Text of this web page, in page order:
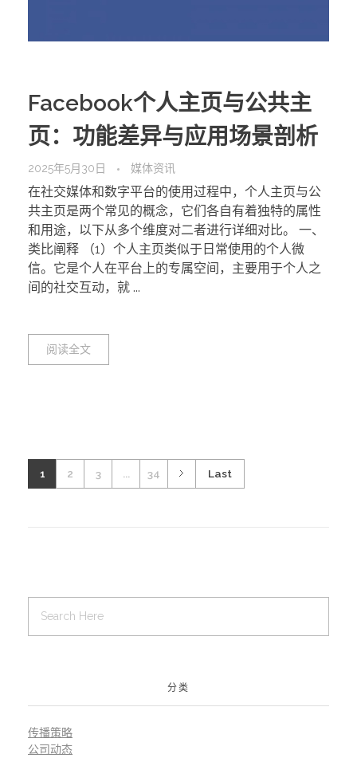
Facebook个人主页与公共主
页：功能差异与应用场景剖析
2025年5月30日 媒体资讯
在社交媒体和数字平台的使用过程中，个人主页与公
共主页是两个常见的概念，它们各自有着独特的属性
和用途，以下从多个维度对二者进行详细对比。 一、
类比阐释 （1）个人主页类似于日常使用的个人微
信。它是个人在平台上的专属空间，主要用于个人之
间的社交互动，就 ...
阅读全文
1 2 3 34 Last
分类
传播策略
公司动态